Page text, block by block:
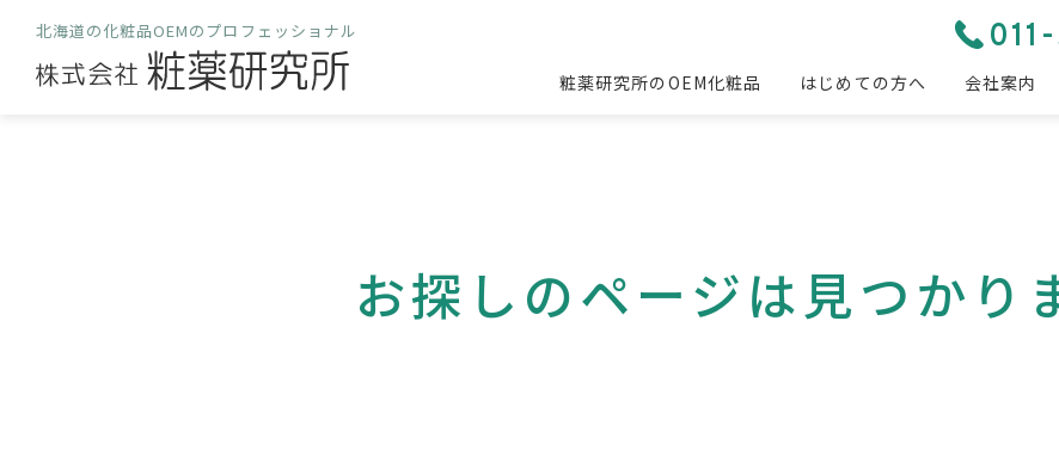
北海道の化粧品OEMのプロフェッショナル
粧薬研究所のOEM化粧品 はじめての方へ 会社案内
お探しのページは見つかり